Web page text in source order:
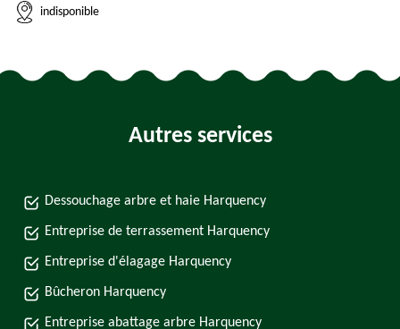
indisponible
Autres services
Dessouchage arbre et haie Harquency
Entreprise de terrassement Harquency
Entreprise d'élagage Harquency
Bûcheron Harquency
Entreprise abattage arbre Harquency